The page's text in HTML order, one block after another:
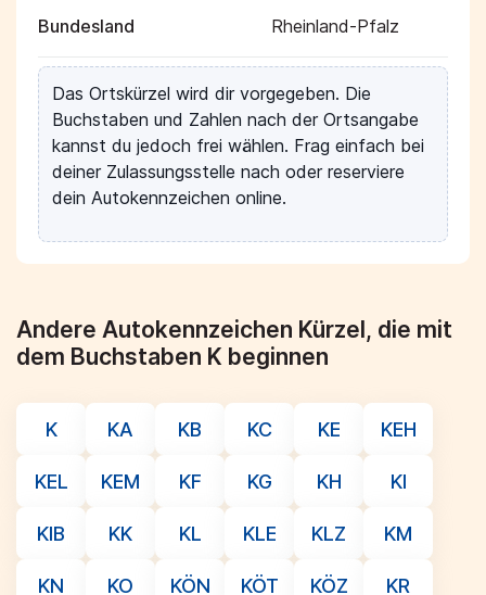
Bundesland Rheinland-Pfalz
Das Ortskürzel wird dir vorgegeben. Die
Buchstaben und Zahlen nach der Ortsangabe
kannst du jedoch frei wählen. Frag einfach bei
deiner Zulassungsstelle nach oder reserviere
dein Autokennzeichen online.
Andere Autokennzeichen Kürzel, die mit
dem Buchstaben K beginnen
K KA KB KC KE KEH
KEL KEM KF KG KH KI
KIB KK KL KLE KLZ KM
KN KO KÖN KÖT KÖZ KR